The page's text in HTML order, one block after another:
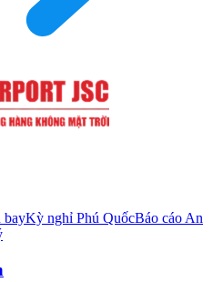
bayKỳ nghỉ Phú QuốcBáo cáo An